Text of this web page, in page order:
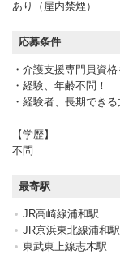
あり（屋内禁煙）
応募条件
・介護支援専門員資
・経験、年齢不問！
・経験者、長期できる
【学歴】
不問
最寄駅
JR高崎線浦和駅
JR京浜東北線浦和駅
東武東上線志木駅